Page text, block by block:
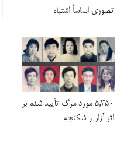
تصوری اساساً اشتباه
5,350 مورد مرگ تأیید شده بر
اثر آزار و شکنجه